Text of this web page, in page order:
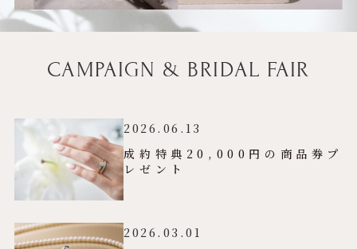
CAMPAIGN & BRIDAL FAIR
2026.06.13
成約特典20,000円の商品券プ
レゼント
2026.03.01